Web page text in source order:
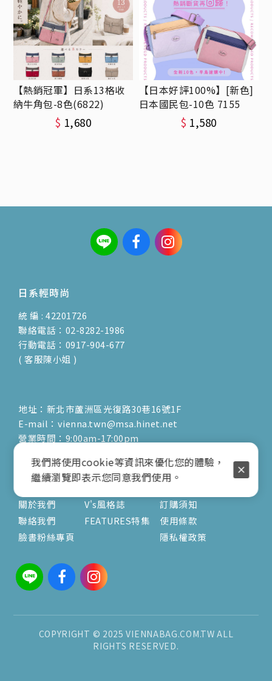
【熱銷冠軍】日系13格收
納牛角包-8色(6822)
$ 1,680
【日本好評100%】[新色]
日本國民包-10色 7155
$ 1,580
日系輕時尚
統 編 : 42201726
聯絡電話：02-8282-1986
行動電話：0917-904-677
( 客服陳小姐 )
地址：新北市蘆洲區光復路30巷16號1F
E-mail：vienna.twn@msa.hinet.net
營業時間：9:00am-17:00pm
關於
關於我們
聯絡我們
臉書粉絲專頁
文章
V's風格誌
FEATURES特集
服務
訂購須知
使用條款
隱私權政策
COPYRIGHT © 2025 VIENNABAG.COM.TW ALL
RIGHTS RESERVED.
我們將使用cookie等資訊來優化您的體驗，
繼續瀏覽即表示您同意我們使用。